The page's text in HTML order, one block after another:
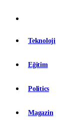
Teknoloji
Eğitim
Politics
Magazin